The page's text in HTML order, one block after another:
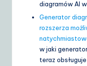
diagramów AI
Generator
rozszerza
w jaki
teraz